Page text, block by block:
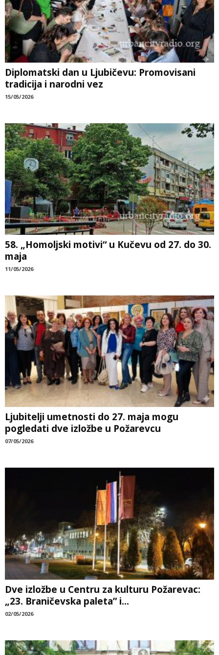
Diplomatski dan u Ljubičevu: Promovisani
tradicija i narodni vez
15/05/2026
58. „Homoljski motivi“ u Kučevu od 27. do 30.
maja
11/05/2026
Ljubitelji umetnosti do 27. maja mogu
pogledati dve izložbe u Požarevcu
07/05/2026
Dve izložbe u Centru za kulturu Požarevac:
„23. Braničevska paleta” i...
02/05/2026